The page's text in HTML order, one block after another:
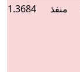
منفذ 1.3684